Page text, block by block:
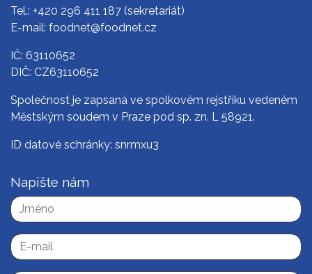
Tel.: +420 296 411 187 (sekretariát)
E-mail: foodnet@foodnet.cz
IČ: 63110652
DIČ: CZ63110652
Společnost je zapsaná ve spolkovém rejstříku vedeném
Městským soudem v Praze pod sp. zn. L 58921.
ID datové schránky: snrmxu3
Napište nám